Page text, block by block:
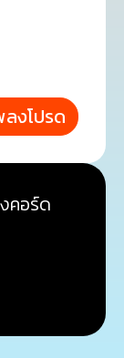
ลงโปรด
คอร์ด